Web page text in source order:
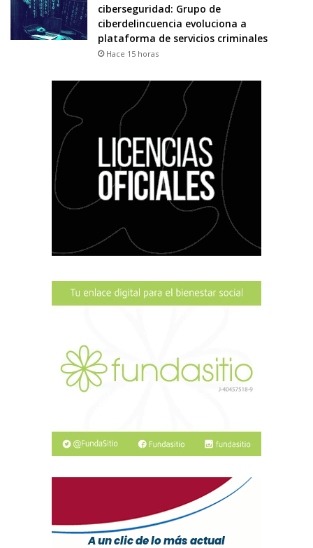
ciberseguridad: Grupo de
ciberdelincuencia evoluciona a
plataforma de servicios criminales
Hace 15 horas